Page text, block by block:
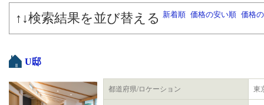
↑↓検索結果を並び替える 新着順 価格の安い順 価格
U邸
都道府県/ロケーション 東